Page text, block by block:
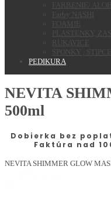
FARBENIE/
Farby NASHI
FOAMIE
PLASTENKY,
RUKAVICE
SPONKY ,
PEDIKURA
NEVITA
500ml
Dobierka bez
Faktúra nad
NEVITA SHIMMER GLOW